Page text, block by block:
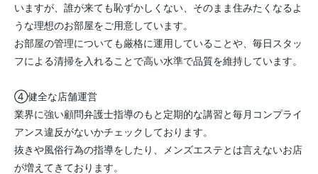
いますが、誰が来ても恥ずかしくない、そのまま住みたくなるよ
うな理想のお部屋をご用意しています。
お部屋の管理についても厳格に運用していることや、毎日スタッ
フによる清掃を入れることで高い水準で品質を維持しています。
④健全な店舗運営
業界に強い顧問弁護士指導のもと定期的な講習と毎月コンプライ
アンス違反がないかチェックしております。
抜きや風俗行為の指導をしたり、メンズエステとは言えないお店
が増えてきております。